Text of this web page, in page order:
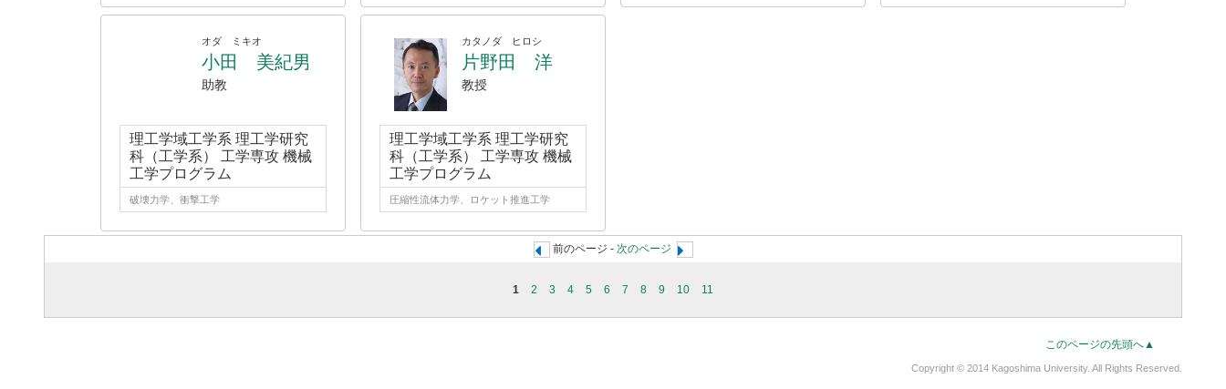
オダ ミキオ
小田 美紀男
助教
理工学域工学系 理工学研究
科（工学系） 工学専攻 機械
工学プログラム
破壊力学、衝撃工学
カタノダ ヒロシ
片野田 洋
教授
理工学域工学系 理工学研究
科（工学系） 工学専攻 機械
工学プログラム
圧縮性流体力学、ロケット推進工学
前のページ - 次のページ
1 2 3 4 5 6 7 8 9 10 11
このページの先頭へ▲
Copyright © 2014 Kagoshima University. All Rights Reserved.